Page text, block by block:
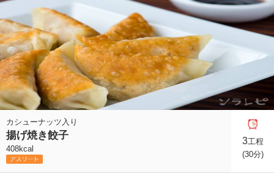
カシューナッツ入り
揚げ焼き餃子
408kcal
3工程
(30分)